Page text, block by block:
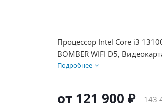
Процессор Intel Core i3
BOMBER WIFI D5,
1000Гб + HDD 2Тб, БП 600Вт
Подробнее
от 121 900 ₽ 143